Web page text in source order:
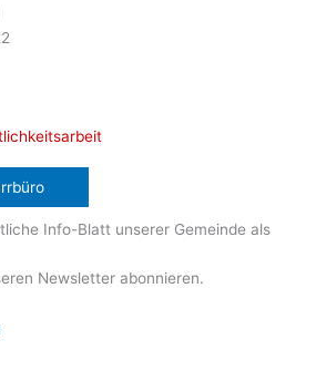
Info-Blatt unserer Gemeinde als
Newsletter abonnieren.